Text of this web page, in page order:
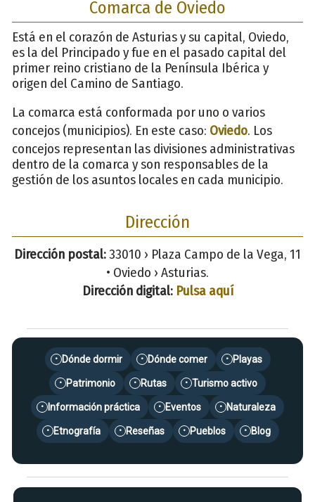
Comarca de Oviedo
Está en el corazón de Asturias y su capital, Oviedo,
es la del Principado y fue en el pasado capital del
primer reino cristiano de la Península Ibérica y
origen del Camino de Santiago.
La comarca está conformada por uno o varios
concejos (municipios). En este caso: Oviedo. Los
concejos representan las divisiones administrativas
dentro de la comarca y son responsables de la
gestión de los asuntos locales en cada municipio.
Dirección
Dirección postal:33010 › Plaza Campo de la Vega, 11
• Oviedo › Asturias.
Dirección digital: Pulsa aquí
• Dónde dormir • Dónde comer • Playas
• Patrimonio • Rutas • Turismo activo
• Información práctica • Eventos • Naturaleza
• Etnografía • Reseñas • Pueblos • Blog